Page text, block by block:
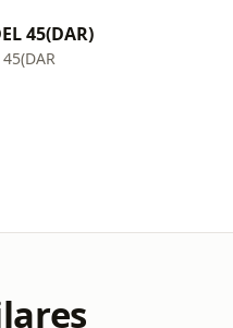
45(DAR)